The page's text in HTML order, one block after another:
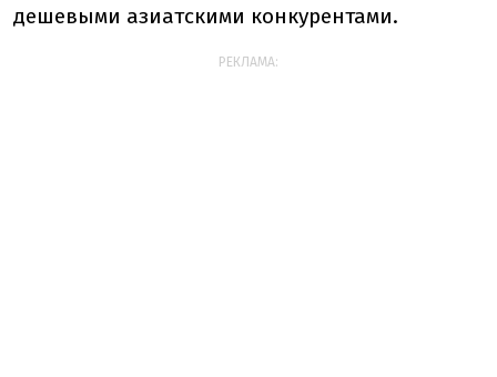
дешевыми азиатскими конкурентами.
РЕКЛАМА: